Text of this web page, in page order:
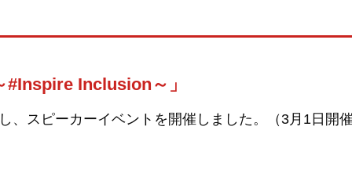
Inclusion～」
、スピーカーイベントを開催しました。（3月1日開